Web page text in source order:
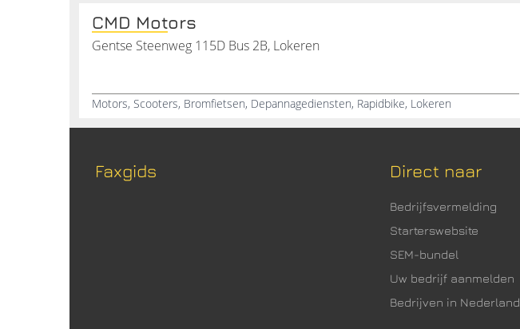
CMD Motors
Gentse Steenweg 115D Bus 2B, Lokeren
Motors, Scooters, Bromfietsen, Depannagediensten, Rapidbike, Lokeren
Faxgids Direct naar
Bedrijfsvermelding
Starterswebsite
SEM-bundel
Uw bedrijf aanmelden
Bedrijven in Nederland